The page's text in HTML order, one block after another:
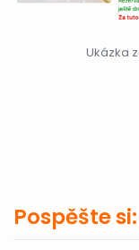
Ukázka
Pospěšte si: